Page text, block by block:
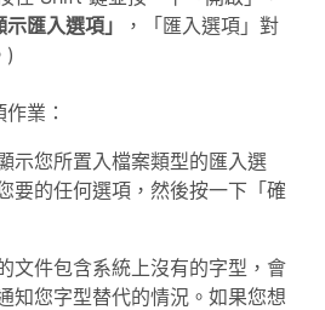
示匯入選項」
，「匯入選項」對
)
業：
示您所置入檔案類型的匯入選
要的任何選項，然後按一下「確
文件包含系統上沒有的字型，會
知您字型替代的情況。如果您想